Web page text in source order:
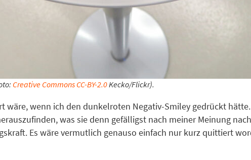
Creative Commons CC-BY-2.0Kecko/Flickr).
wäre, wenn ich den dunkelroten Negativ-Smiley gedrückt
was sie denn gefälligst nach meiner Meinung
Es wäre vermutlich genauso einfach nur kurz quittiert